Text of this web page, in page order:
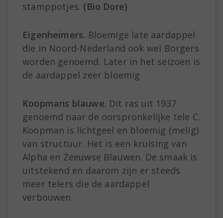
stamppotjes. (Bio Dore)
Eigenheimers. Bloemige late aardappel
die in Noord-Nederland ook wel Borgers
worden genoemd. Later in het seizoen is
de aardappel zeer bloemig
Koopmans blauwe. Dit ras uit 1937
genoemd naar de oorspronkelijke tele C.
Koopman is lichtgeel en bloemig (melig)
van structuur. Het is een kruising van
Alpha en Zeeuwse Blauwen. De smaak is
uitstekend en daarom zijn er steeds
meer telers die de aardappel
verbouwen.